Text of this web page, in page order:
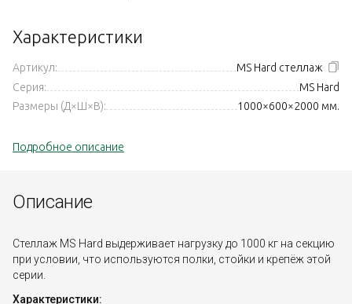
Характеристики
Артикул:
MS Hard стеллаж
Серия:
MS Hard
Размеры (Д×Ш×В):
1000×600×2000 мм.
Подробное описание
Описание
Стеллаж MS Hard выдерживает нагрузку до 1000 кг на секцию
при условии, что используются полки, стойки и крепёж этой
серии.
Характеристики: